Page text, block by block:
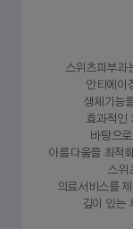
스위츠피부과
안티에이
생체기능
효과적인
바탕으
아름다움을 최적
스위
의료서비스를
깊이 있는